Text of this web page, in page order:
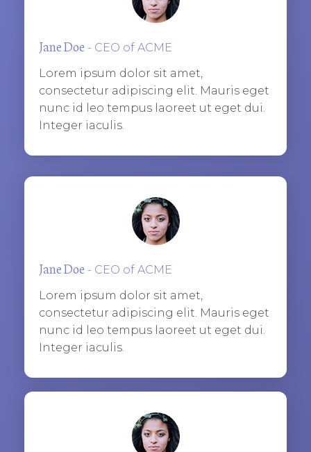
Jane Doe - CEO of ACME
Lorem ipsum dolor sit amet,
consectetur adipiscing elit. Mauris eget
nunc id leo tempus laoreet ut eget dui.
Integer iaculis.
​Jane Doe - CEO of ACME
Lorem ipsum dolor sit amet,
consectetur adipiscing elit. Mauris eget
nunc id leo tempus laoreet ut eget dui.
Integer iaculis.